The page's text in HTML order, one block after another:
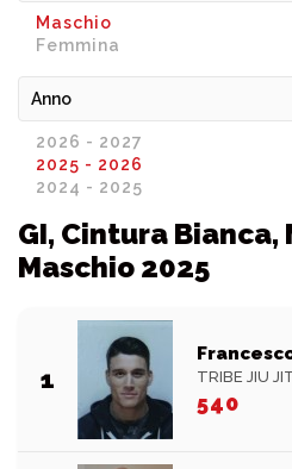
Maschio
Femmina
Anno
2026 - 2027
2025 - 2026
2024 - 2025
GI, Cintura Bianca,
Maschio 2025
1 TRIBE JIU
540